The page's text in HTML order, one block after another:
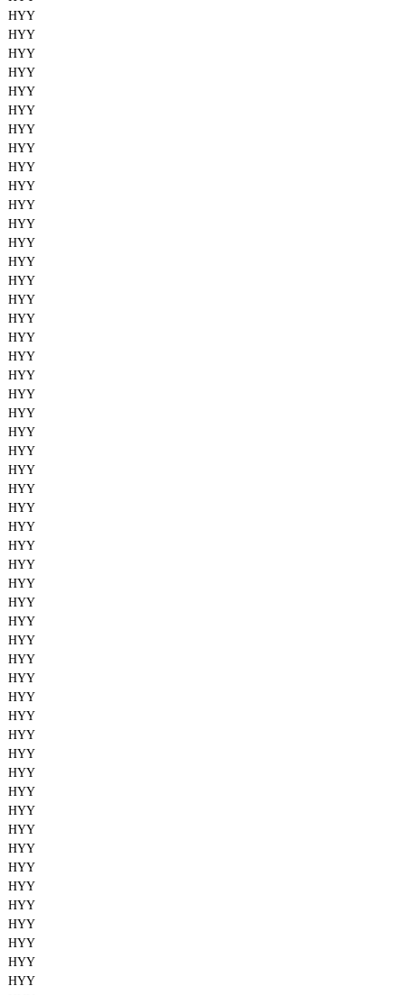
HYY
HYY
HYY
HYY
HYY
HYY
HYY
HYY
HYY
HYY
HYY
HYY
HYY
HYY
HYY
HYY
HYY
HYY
HYY
HYY
HYY
HYY
HYY
HYY
HYY
HYY
HYY
HYY
HYY
HYY
HYY
HYY
HYY
HYY
HYY
HYY
HYY
HYY
HYY
HYY
HYY
HYY
HYY
HYY
HYY
HYY
HYY
HYY
HYY
HYY
HYY
HYY